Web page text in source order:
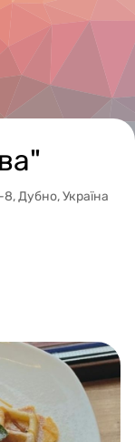
Дубно, Україна